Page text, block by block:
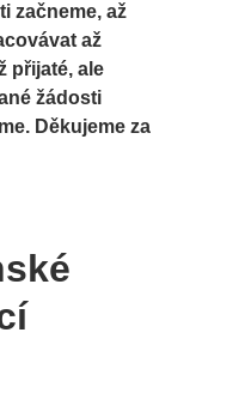
začneme, až
až
přijaté, ale
žádosti
Děkujeme za